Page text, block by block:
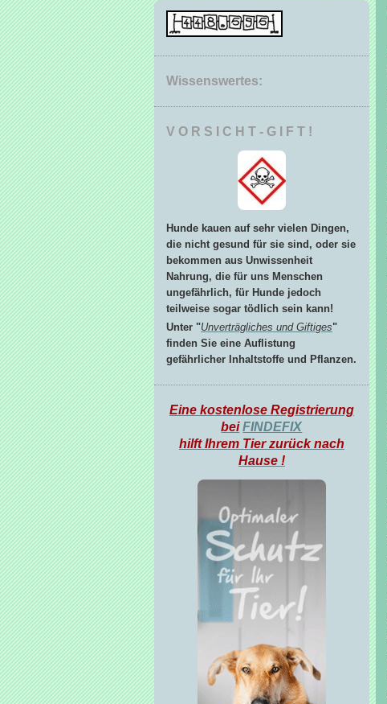
Wissenswertes:
V O R S I C H T - G I F T !
Hunde kauen auf sehr vielen Dingen,
die nicht gesund für sie sind, oder sie
bekommen aus Unwissenheit
Nahrung, die für uns Menschen
ungefährlich, für Hunde jedoch
teilweise sogar tödlich sein kann!
Unter "Unverträgliches und Giftiges"
finden Sie eine Auflistung
gefährlicher Inhaltstoffe und Pflanzen.
Eine kostenlose Registrierung
bei FINDEFIX
hilft Ihrem Tier zurück nach
Hause !